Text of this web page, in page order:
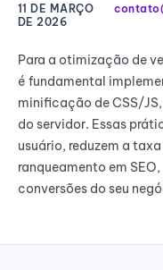
11 DE MARÇO
DE 2026
Para a otimização de
é fundamental
minificação de CSS/
do servidor. Essas
usuário, reduzem a
ranqueamento em
conversões do seu